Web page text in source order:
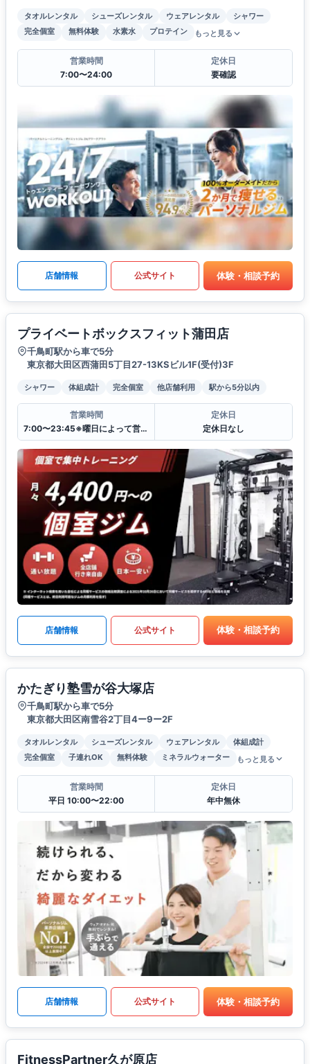
タオルレンタル シューズレンタル ウェアレンタル
シャワー
完全個室
無料体験 水素水 プロテイン もっと見る
営業時間
7:00〜24:00
定休日
要確認
店舗情報 公式サイト 体験・相談予約
プライベートボックスフィット蒲田店
千鳥町駅から車で5分
東京都大田区西蒲田5丁目27-13KSビル1F(受付)3F
シャワー 体組成計 完全個室 他店舗利用 駅から5分以内
営業時間
7:00〜23:45※曜日によって営業時間が異なる場合がございます.
定休日
定休日なし
店舗情報 公式サイト 体験・相談予約
かたぎり塾雪が谷大塚店
千鳥町駅から車で5分
東京都大田区南雪谷2丁目4ー9ー2F
タオルレンタル シューズレンタル ウェアレンタル
体組成計
完全個室
子連れOK 無料体験 ミネラルウォーター もっと見る
営業時間
平日 10:00〜22:00
定休日
年中無休
店舗情報 公式サイト 体験・相談予約
FitnessPartner久が原店